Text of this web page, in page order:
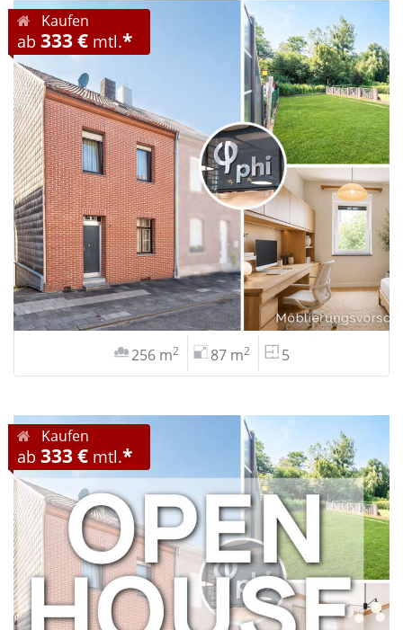
Kaufen
ab 333 € mtl.*
256 m2 87 m2 5
Kaufen
ab 333 € mtl.*